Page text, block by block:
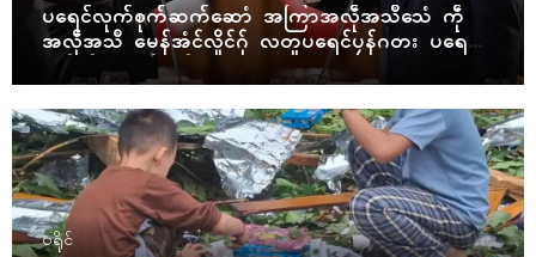
ပရေၚ်လုက်စုက်ဆက်ဆောံ အကြာအလဵုအသဳသေံ ကဵု
အလဵုအသဳ မေန်အံၚ်လှိုၚ်ဂှ် လတူပရေၚ်ပၠန်ဂတး ပရေၚ်ဇီု
ကပိုက် နွံကၠုၚ်မာန်ဟာ
ပရိုၚ်